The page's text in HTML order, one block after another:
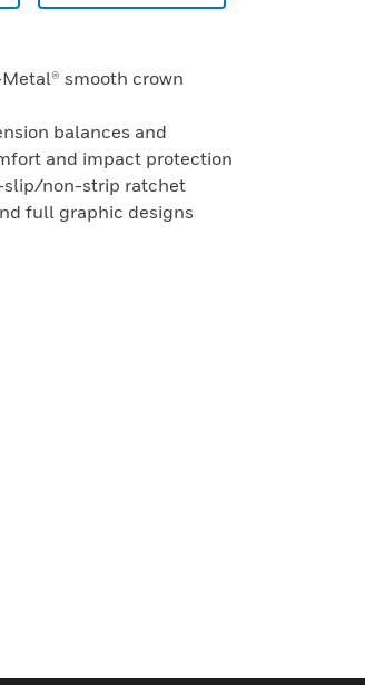
smooth crown
balances and
and impact protection
slip/non-strip ratchet
full graphic designs